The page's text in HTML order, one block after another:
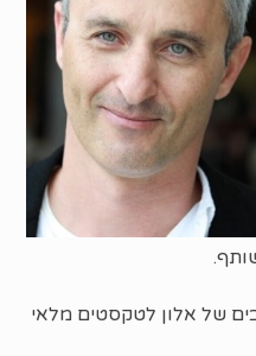
של אלון לטקסטים מלאי